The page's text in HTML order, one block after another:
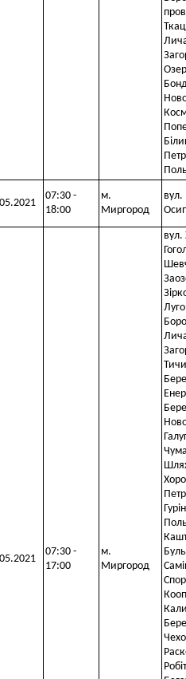
07:30 -
18:00
м.
Миргород
вул.
07:30 -
17:00
м.
Миргород
вул.